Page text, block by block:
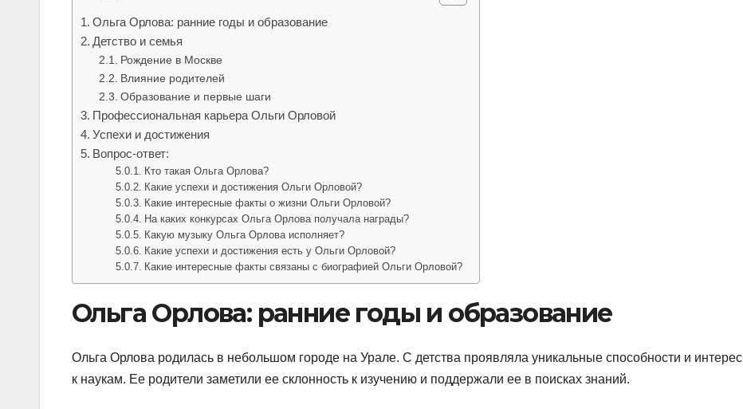
Ольга Орлова: ранние годы и образование
Детство и семья
Рождение в Москве
Влияние родителей
Образование и первые шаги
Профессиональная карьера Ольги Орловой
Успехи и достижения
Вопрос-ответ:
Кто такая Ольга Орлова?
Какие успехи и достижения Ольги Орловой?
Какие интересные факты о жизни Ольги Орловой?
На каких конкурсах Ольга Орлова получала награды?
Какую музыку Ольга Орлова исполняет?
Какие успехи и достижения есть у Ольги Орловой?
Какие интересные факты связаны с биографией Ольги Орловой?
Ольга Орлова: ранние годы и образование
Ольга Орлова родилась в небольшом городе на Урале. С детства проявляла уникальные способности и интерес
к наукам. Ее родители заметили ее склонность к изучению и поддержали ее в поисках знаний.